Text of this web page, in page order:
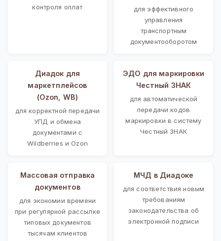
контроля оплат
для эффективного
управления
транспортным
документооборотом
Диадок для
маркетплейсов
(Ozon, WB)
для корректной передачи
УПД и обмена
документами с
Wildberries и Ozon
ЭДО для маркировки
Честный ЗНАК
для автоматической
передачи кодов
маркировки в систему
Честный ЗНАК
Массовая отправка
документов
для экономии времени
при регулярной рассылке
типовых документов
тысячам клиентов
МЧД в Диадоке
для соответствия новым
требованиям
законодательства об
электронной подписи